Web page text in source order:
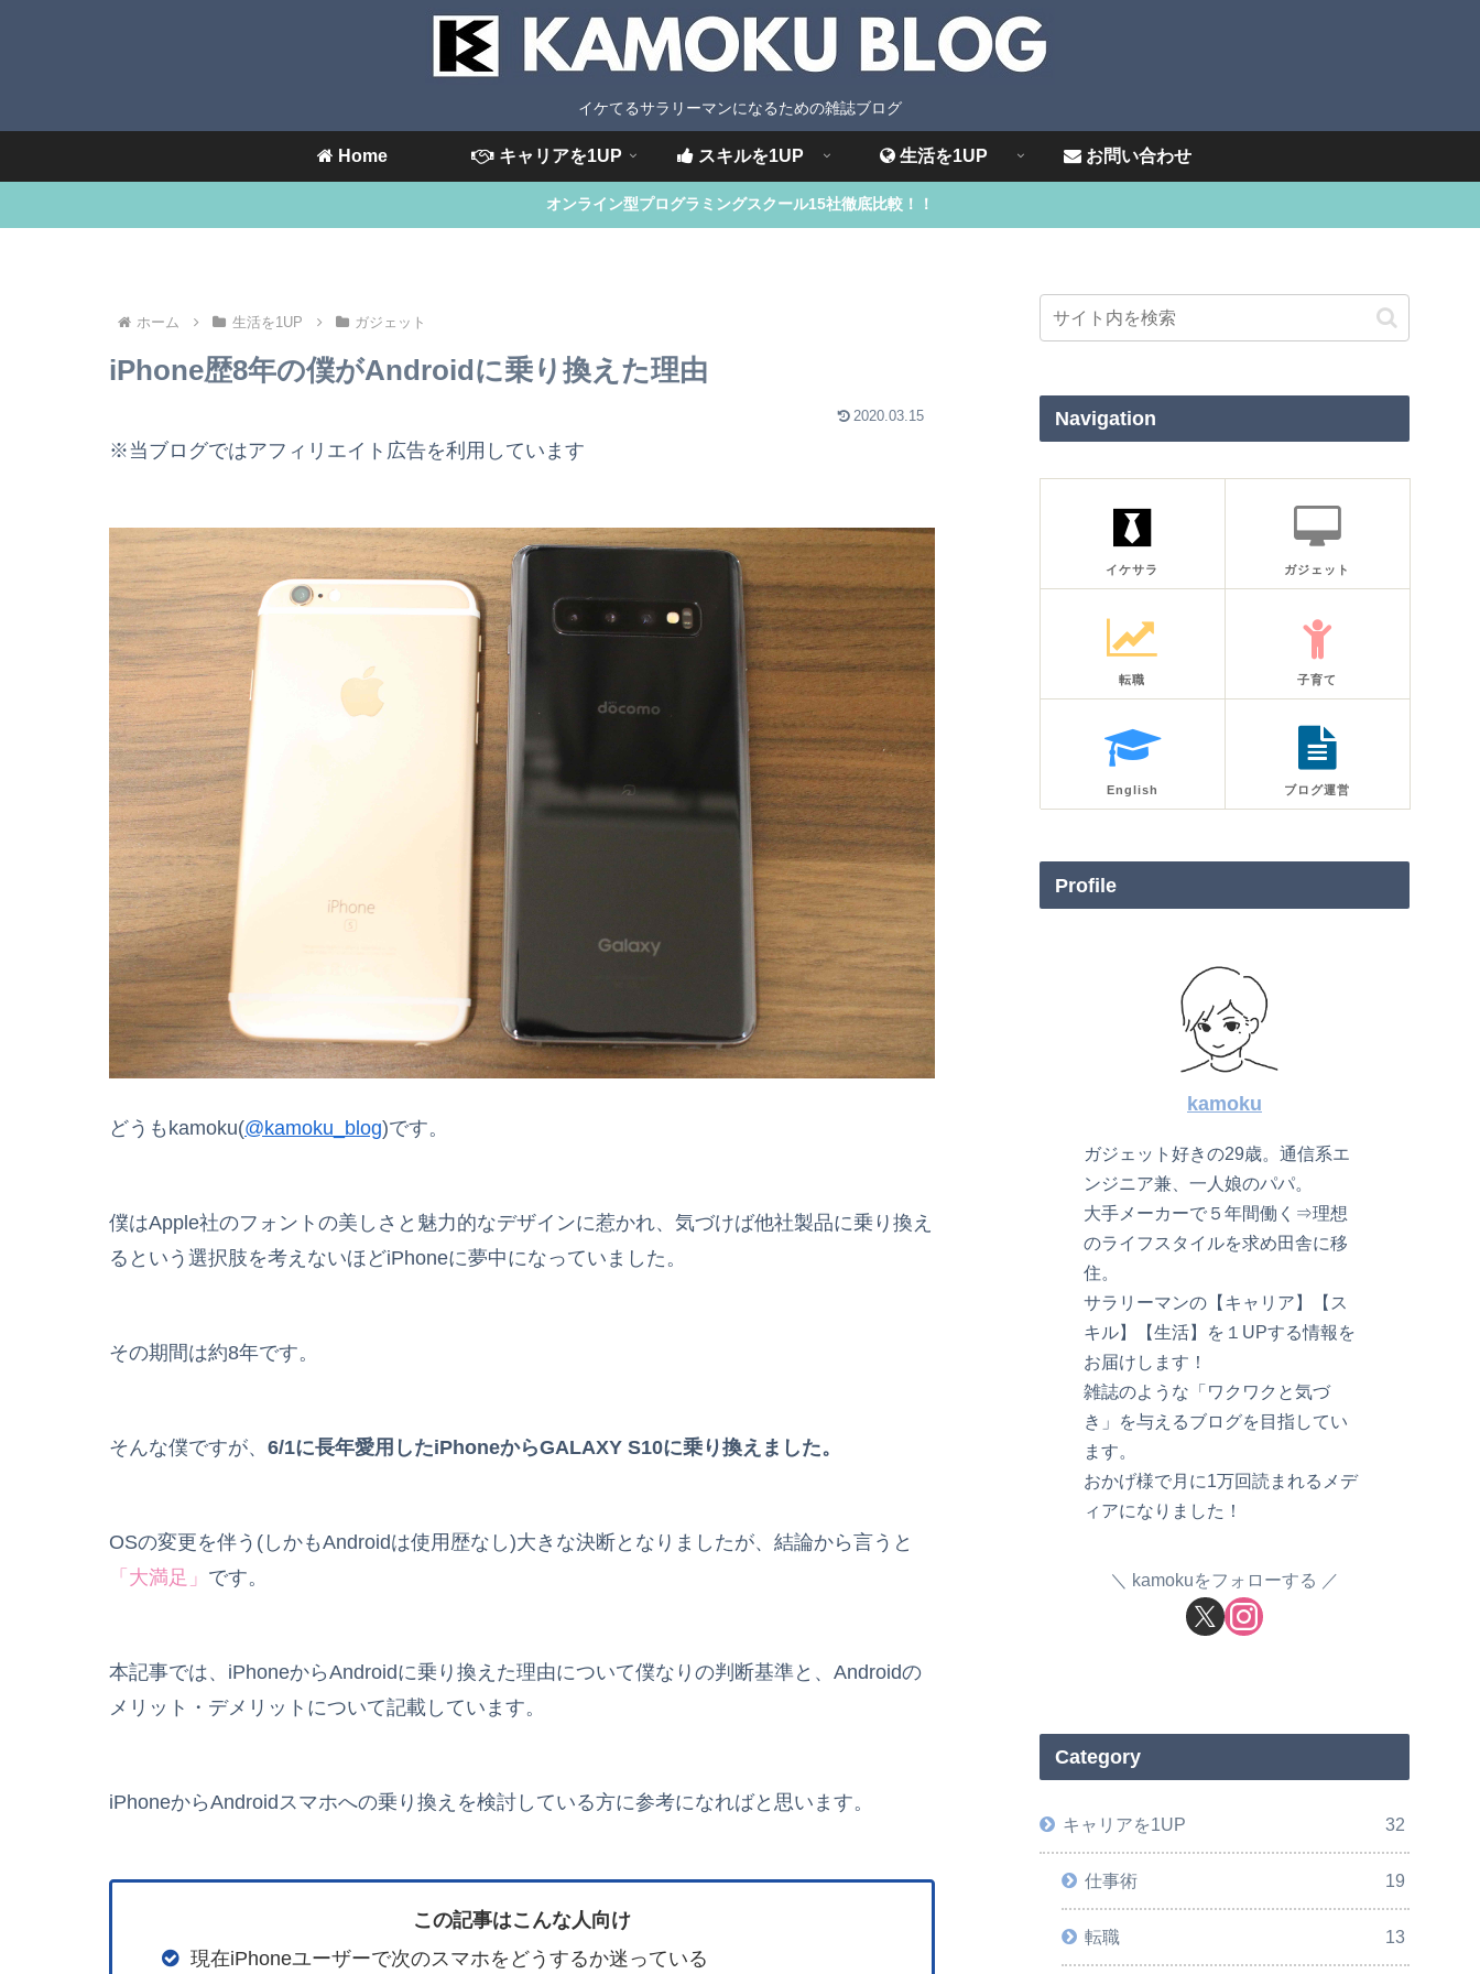
イケてるサラリーマンになるための雑誌ブログ
Home キャリアを1UP スキルを1UP 生活を1UP お問い合わせ
オンライン型プログラミングスクール15社徹底比較！！
ホーム 生活を1UP ガジェット
iPhone歴8年の僕がAndroidに乗り換えた理由
2020.03.15
※当ブログではアフィリエイト広告を利用しています
どうもkamoku(@kamoku_blog)です。
僕はApple社のフォントの美しさと魅力的なデザインに惹かれ、気づけば他社製品に乗り換え
るという選択肢を考えないほどiPhoneに夢中になっていました。
その期間は約8年です。
そんな僕ですが、 6/1に長年愛用したiPhoneからGALAXY S10に乗り換えました。
OSの変更を伴う(しかもAndroidは使用歴なし)大きな決断となりましたが、結論から言うと
「大満足」 です。
本記事では、iPhoneからAndroidに乗り換えた理由について僕なりの判断基準と、Androidの
メリット・デメリットについて記載しています。
iPhoneからAndroidスマホへの乗り換えを検討している方に参考になればと思います。
この記事はこんな人向け
現在iPhoneユーザーで次のスマホをどうするか迷っている
Navigation
イケサラ ガジェット
転職 子育て
English ブログ運営
Profile
kamoku
ガジェット好きの29歳。通信系エ
ンジニア兼、一人娘のパパ。
大手メーカーで５年間働く⇒理想
のライフスタイルを求め田舎に移
住。
サラリーマンの【キャリア】【ス
キル】【生活】を１UPする情報を
お届けします！
雑誌のような「ワクワクと気づ
き」を与えるブログを目指してい
ます。
おかげ様で月に1万回読まれるメデ
ィアになりました！
kamokuをフォローする
Category
キャリアを1UP 32
仕事術 19
転職 13